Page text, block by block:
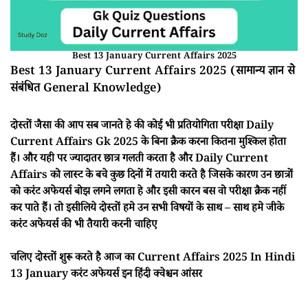
Best 13 January Current Affairs 2025
Best 13 January Current Affairs 2025 (सामान्य ज्ञान से
संबंधित General Knowledge)
दोस्तों जैसा की आप सब जानते हे की कोई भी प्रतियोगिता परीक्षा Daily
Current Affairs Gk 2025 के बिना क्रैक करना कितना मुश्किल होता
हैं। और यही पर ज्यादातर छात्र गलती करता है और Daily Current
Affairs को लास्ट के बचे कुछ दिनों में तयारी करते है जिसके कारण उन छात्रों
को करंट अफेयर्स बोझ लगने लगता हे और इसी कारन बस वो परीक्षा क्रैक नहीं
कर पाते हैं। तो इसीलिये दोस्तों हमे उन सभी विषयों के साथ – साथ हमे जीके
करंट अफेयर्स की भी तैयारी करनी चाहिए
चलिए दोस्तों शुरू करते है आज का Current Affairs 2025 In Hindi
13 January करंट अफेयर्स इन हिंदी क्वेश्चन आंसर